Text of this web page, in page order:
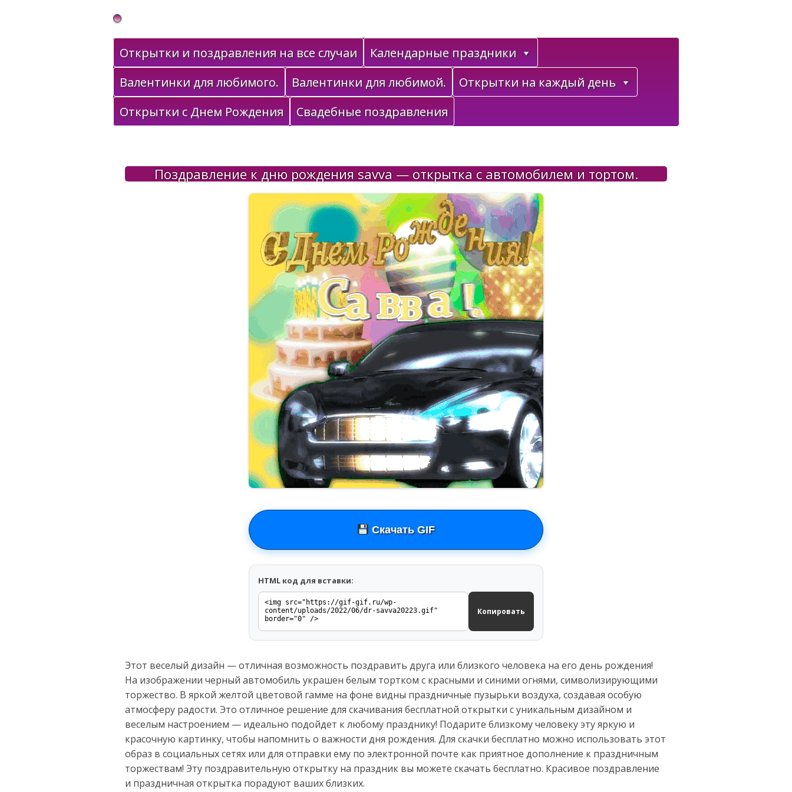
Gif Открытки в подарок
Открытки и поздравления на все случаи
Календарные праздники
Валентинки для любимого.
Валентинки для любимой.
Открытки на каждый день
Открытки с Днем Рождения
Свадебные поздравления
Поздравление к дню рождения savva — открытка с автомобилем и тортом.
Скачать GIF
HTML код для вставки:
Копировать
Этот веселый дизайн — отличная возможность поздравить друга или близкого человека на его день рождения!
На изображении черный автомобиль украшен белым тортком с красными и синими огнями, символизирующими
торжество. В яркой желтой цветовой гамме на фоне видны праздничные пузырьки воздуха, создавая особую
атмосферу радости. Это отличное решение для скачивания бесплатной открытки с уникальным дизайном и
веселым настроением — идеально подойдет к любому празднику! Подарите близкому человеку эту яркую и
красочную картинку, чтобы напомнить о важности дня рождения. Для скачки бесплатно можно использовать этот
образ в социальных сетях или для отправки ему по электронной почте как приятное дополнение к праздничным
торжествам! Эту поздравительную открытку на праздник вы можете скачать бесплатно. Красивое поздравление
и праздничная открытка порадуют ваших близких.